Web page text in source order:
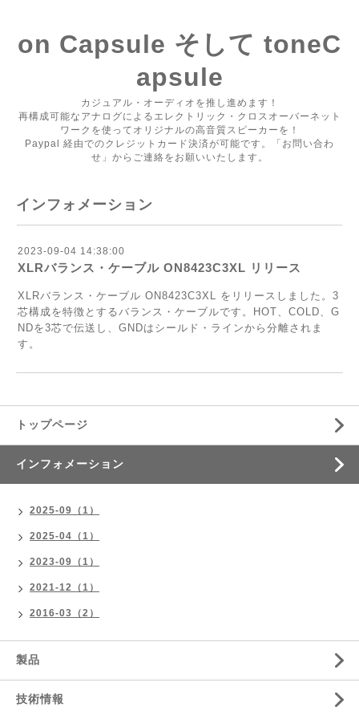
on Capsule そして toneC
apsule
カジュアル・オーディオを推し進めます！
再構成可能なアナログによるエレクトリック・クロスオーバーネット
ワークを使ってオリジナルの高音質スピーカーを！
Paypal 経由でのクレジットカード決済が可能です。「お問い合わ
せ」からご連絡をお願いいたします。
インフォメーション
2023-09-04 14:38:00
XLRバランス・ケーブル ON8423C3XL リリース
XLRバランス・ケーブル ON8423C3XL をリリースしました。3
芯構成を特徴とするバランス・ケーブルです。HOT、COLD、G
NDを3芯で伝送し、GNDはシールド・ラインから分離されま
す。
トップページ
インフォメーション
2025-09（1）
2025-04（1）
2023-09（1）
2021-12（1）
2016-03（2）
製品
技術情報